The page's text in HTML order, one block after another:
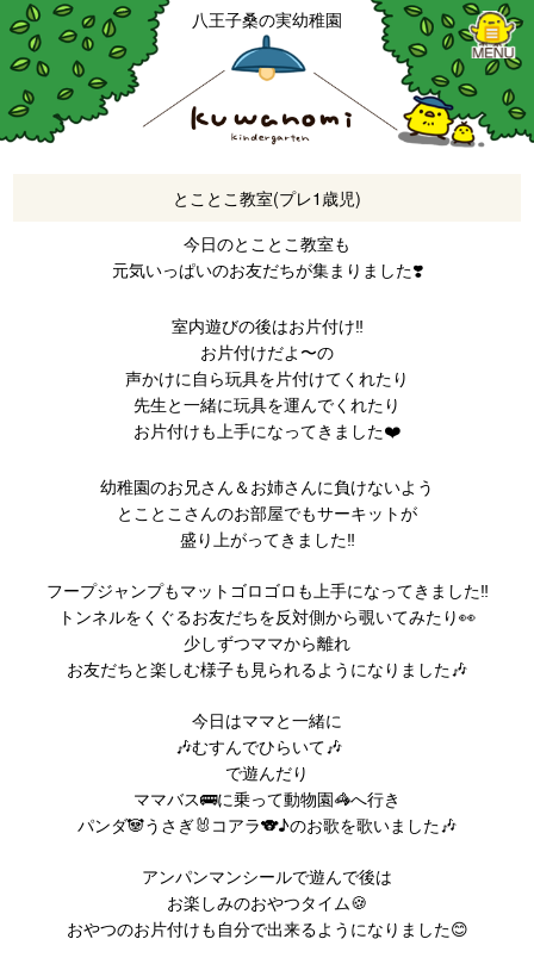
八王子桑の実幼稚園
とことこ教室(プレ1歳児)
今日のとことこ教室も
元気いっぱいのお友だちが集まりました❣️
室内遊びの後はお片付け‼️
お片付けだよ〜の
声かけに自ら玩具を片付けてくれたり
先生と一緒に玩具を運んでくれたり
お片付けも上手になってきました❤️
幼稚園のお兄さん＆お姉さんに負けないよう
とことこさんのお部屋でもサーキットが
盛り上がってきました‼️
フープジャンプもマットゴロゴロも上手になってきました‼️
トンネルをくぐるお友だちを反対側から覗いてみたり👀
少しずつママから離れ
お友だちと楽しむ様子も見られるようになりました🎶
今日はママと一緒に
🎶むすんでひらいて🎶
で遊んだり
ママバス🚌に乗って動物園🦓へ行き
パンダ🐼うさぎ🐰コアラ🐨♪のお歌を歌いました🎶
アンパンマンシールで遊んで後は
お楽しみのおやつタイム🍪
おやつのお片付けも自分で出来るようになりました😊